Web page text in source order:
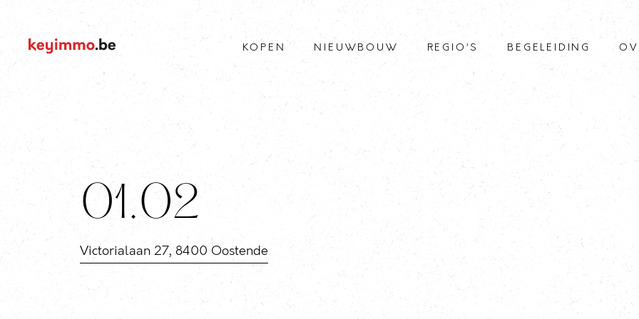
KOPEN NIEUWBOUW REGIO’S BEGELEIDING
01.02
Victorialaan 27, 8400 Oostende